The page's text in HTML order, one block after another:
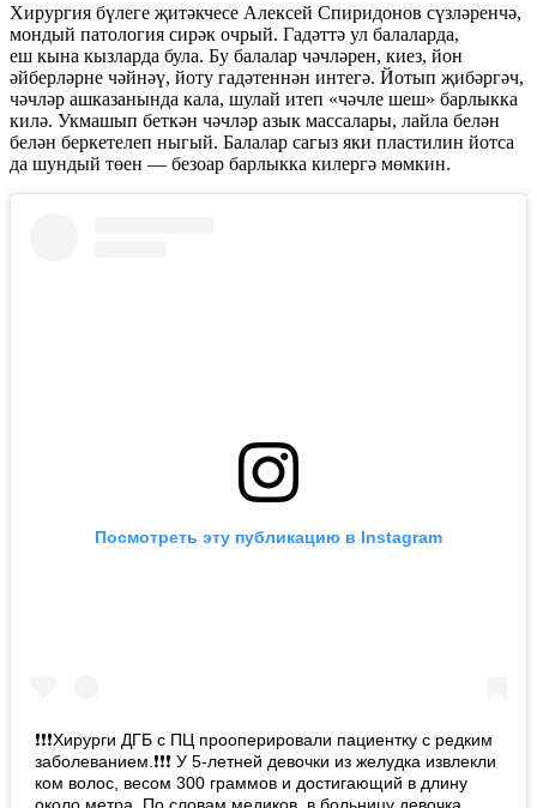
Хирургия бүлеге җитәкчесе Алексей Спиридонов сүзләренчә,
мондый патология сирәк очрый. Гадәттә ул балаларда,
еш кына кызларда була. Бу балалар чәчләрен, киез, йон
әйберләрне чәйнәү, йоту гадәтеннән интегә. Йотып җибәргәч,
чәчләр ашказанында кала, шулай итеп «чәчле шеш» барлыкка
килә. Укмашып беткән чәчләр азык массалары, лайла белән
белән беркетелеп ныгый. Балалар сагыз яки пластилин йотса
да шундый төен — безоар барлыкка килергә мөмкин.
Посмотреть эту публикацию в Instagram
❗❗❗Хирурги ДГБ с ПЦ прооперировали пациентку с редким
заболеванием.❗❗❗ У 5-летней девочки из желудка извлекли
ком волос, весом 300 граммов и достигающий в длину